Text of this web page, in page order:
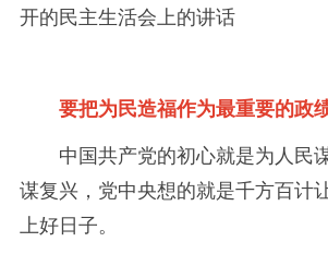
开的民主生活会上的讲话
要把为民造福作为最重要的政
中国共产党的初心就是为人民
谋复兴，党中央想的就是千方百计
上好日子。